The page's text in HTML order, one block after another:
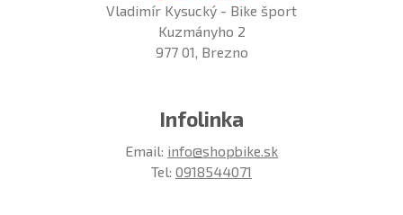
Vladimír Kysucký - Bike šport
Kuzmányho 2
977 01, Brezno
Infolinka
Email: info@shopbike.sk
Tel: 0918544071